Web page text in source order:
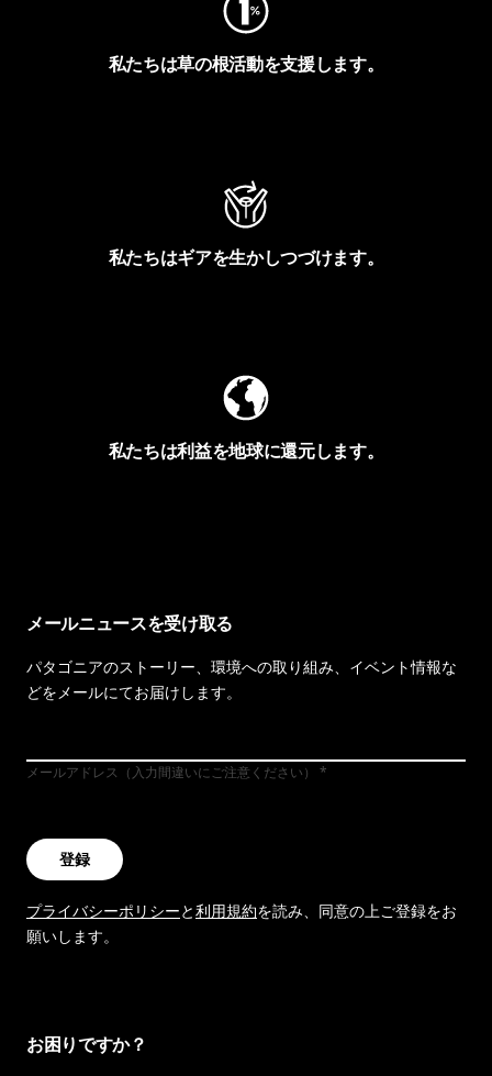
私たちは草の根活動を支援します。
私たちはギアを生かしつづけます。
私たちは利益を地球に還元します。
メールニュースを受け取る
パタゴニアのストーリー、環境への取り組み、イベント情報な
どをメールにてお届けします。
メールアドレス（入力間違いにご注意ください）
登録
プライバシーポリシーと利用規約を読み、同意の上ご登録をお
願いします。
お困りですか？